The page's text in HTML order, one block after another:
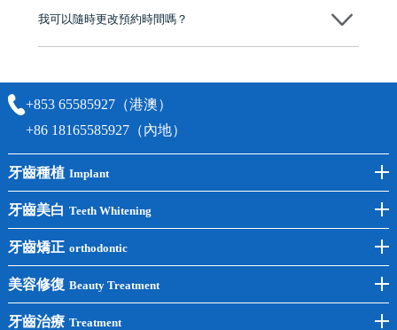
我可以隨時更改預約時間嗎？
+853 65585927（港澳）
+86 18165585927（內地）
牙齒種植 Implant
前牙種植
後牙種植
單顆種植
半口種植
牙齒美白 Teeth Whitening
冷光美白
洗牙
牙齒矯正 orthodontic
牙齒矯正
兒童矯正
美容修復 Beauty Treatment
全瓷牙
牙齒治療 Treatment